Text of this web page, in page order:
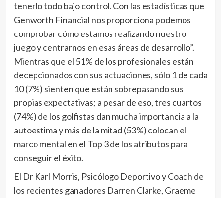
tenerlo todo bajo control. Con las estadísticas que
Genworth Financial nos proporciona podemos
comprobar cómo estamos realizando nuestro
juego y centrarnos en esas áreas de desarrollo”.
Mientras que el 51% de los profesionales están
decepcionados con sus actuaciones, sólo 1 de cada
10 (7%) sienten que están sobrepasando sus
propias expectativas; a pesar de eso, tres cuartos
(74%) de los golfistas dan mucha importancia a la
autoestima y más de la mitad (53%) colocan el
marco mental en el Top 3 de los atributos para
conseguir el éxito.
El Dr Karl Morris, Psicólogo Deportivo y Coach de
los recientes ganadores Darren Clarke, Graeme